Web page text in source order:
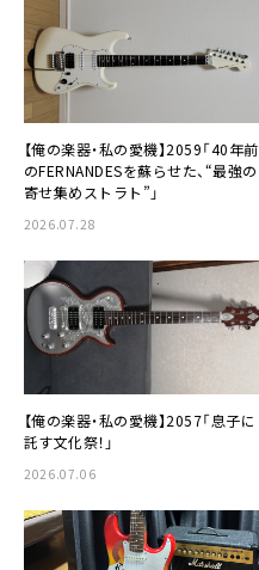
【俺の楽器・私の愛機】2059「40年前
のFERNANDESを蘇らせた、“最強の
寄せ集めストラト”」
2026.07.28
【俺の楽器・私の愛機】2057「息子に
託す文化祭！」
2026.07.06